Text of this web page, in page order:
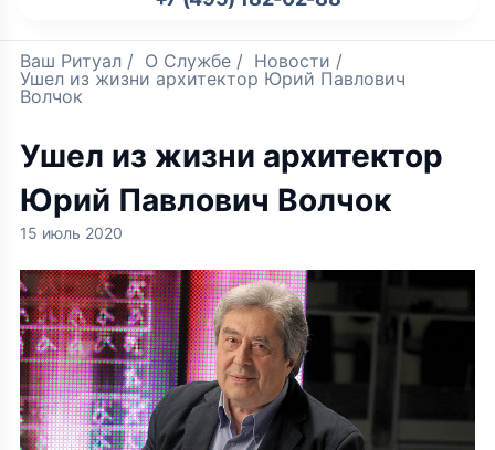
Ваш Ритуал / О Службе / Новости /
Ушел из жизни архитектор Юрий Павлович
Волчок
Ушел из жизни архитектор
Юрий Павлович Волчок
15 июль 2020